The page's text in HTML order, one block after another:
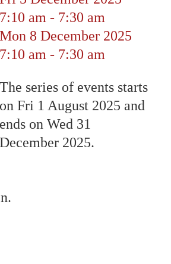
7:10 am - 7:30 am
Mon 8 December 2025
7:10 am - 7:30 am
The series of events starts
on Fri 1 August 2025 and
ends on Wed 31
December 2025.